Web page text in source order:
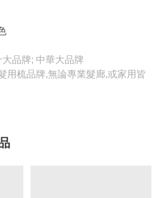
品牌; 中華大品牌
用梳品牌,無論專業髮廊,或家用皆